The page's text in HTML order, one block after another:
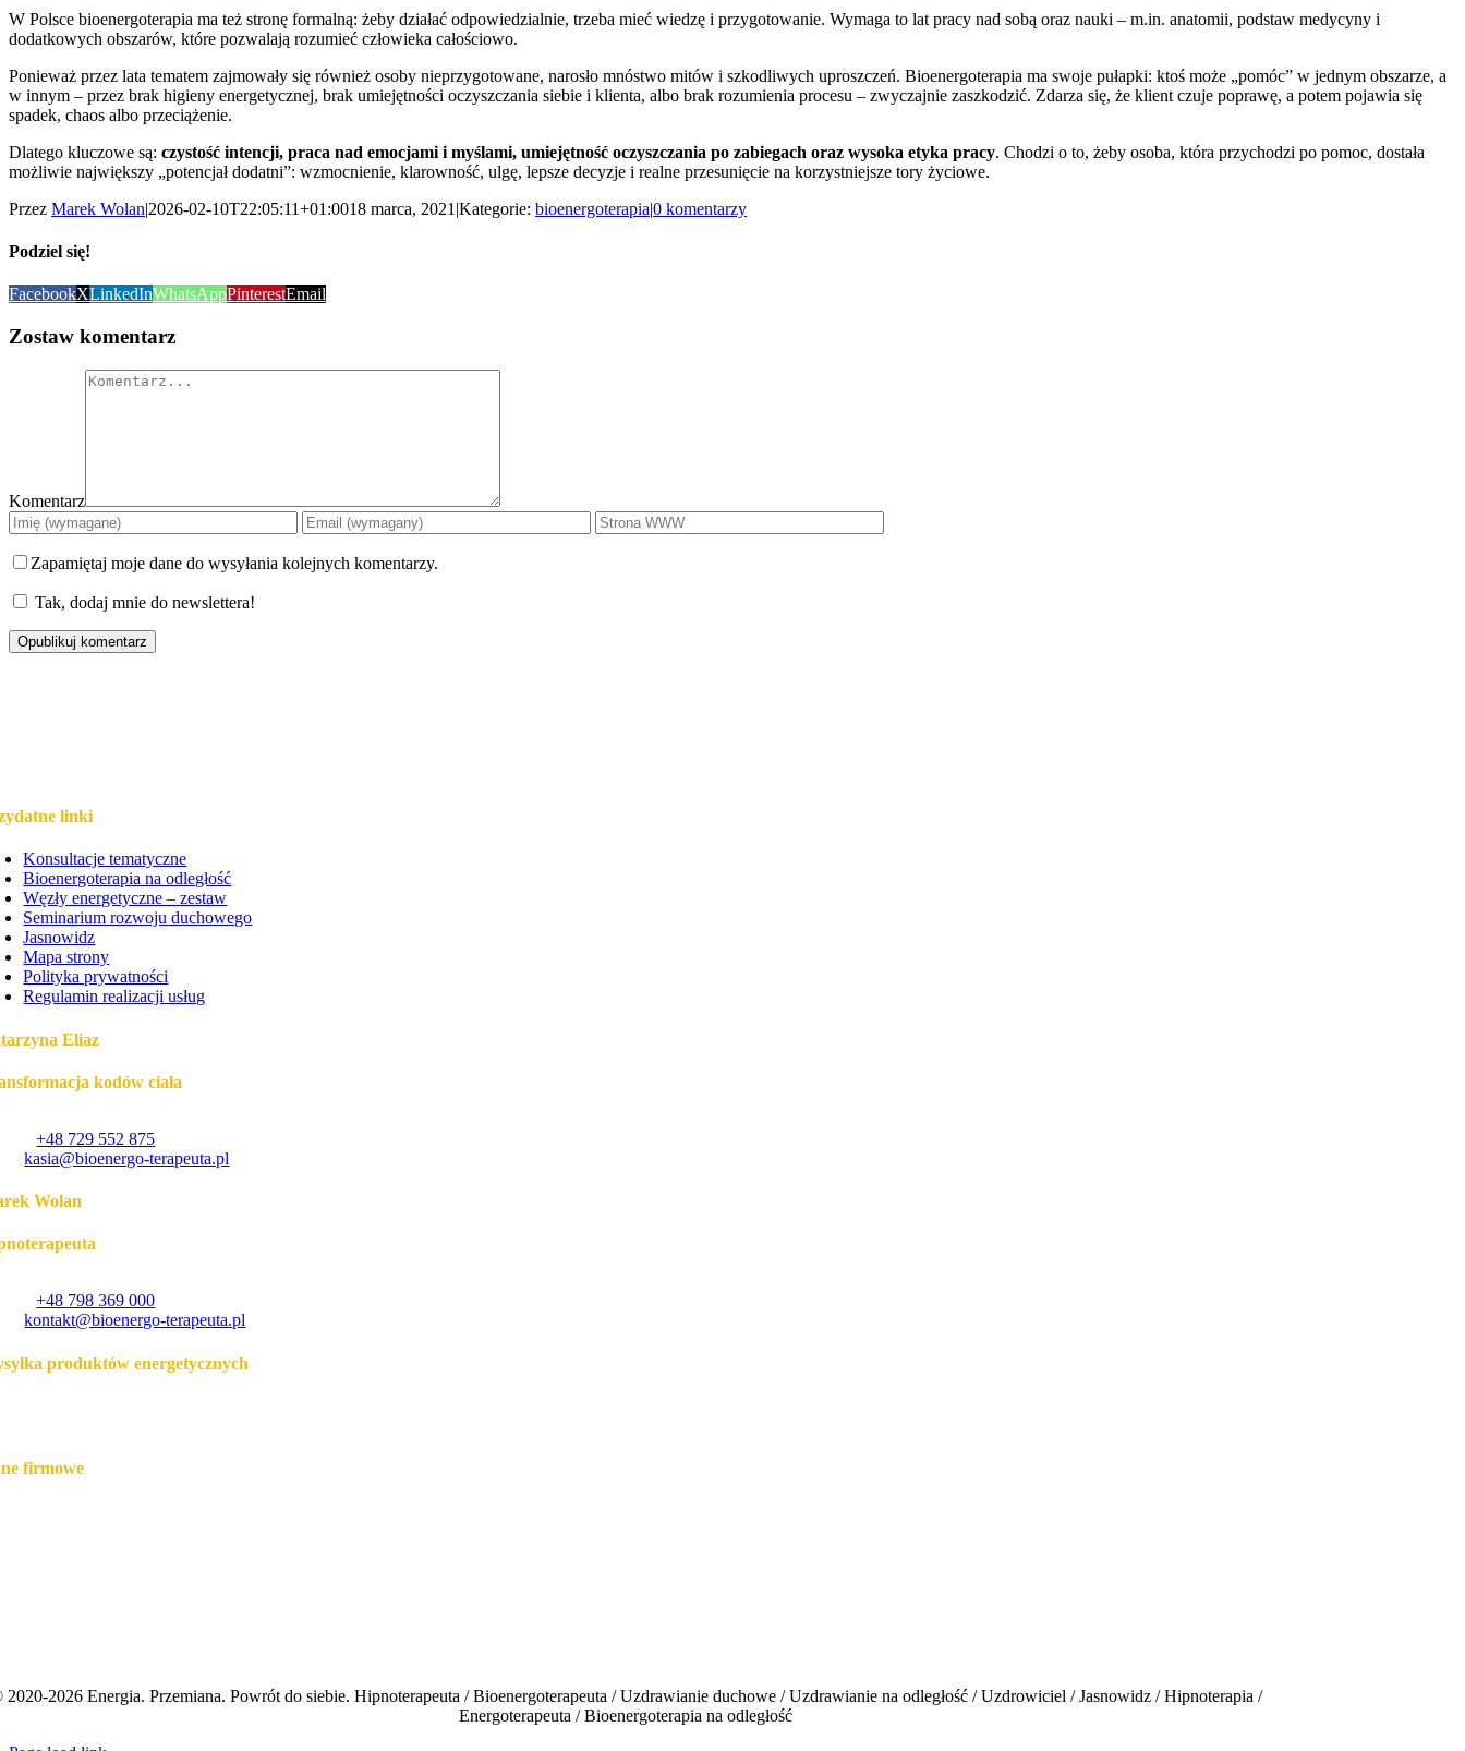
W Polsce bioenergoterapia ma też stronę formalną: żeby działać odpowiedzialnie, trzeba mieć wiedzę i przygotowanie. Wymaga to lat pracy nad sobą oraz nauki – m.in. anatomii, podstaw medycyny i
dodatkowych obszarów, które pozwalają rozumieć człowieka całościowo.
Ponieważ przez lata tematem zajmowały się również osoby nieprzygotowane, narosło mnóstwo mitów i szkodliwych uproszczeń. Bioenergoterapia ma swoje pułapki: ktoś może „pomóc” w jednym obszarze, a
w innym – przez brak higieny energetycznej, brak umiejętności oczyszczania siebie i klienta, albo brak rozumienia procesu – zwyczajnie zaszkodzić. Zdarza się, że klient czuje poprawę, a potem pojawia się
spadek, chaos albo przeciążenie.
Dlatego kluczowe są: czystość intencji, praca nad emocjami i myślami, umiejętność oczyszczania po zabiegach oraz wysoka etyka pracy. Chodzi o to, żeby osoba, która przychodzi po pomoc, dostała
możliwie największy „potencjał dodatni”: wzmocnienie, klarowność, ulgę, lepsze decyzje i realne przesunięcie na korzystniejsze tory życiowe.
Przez Marek Wolan|2026-02-10T22:05:11+01:0018 marca, 2021 |Kategorie: bioenergoterapia|0 komentarzy
Podziel się!
FacebookXLinkedInWhatsAppPinterestEmail
Zostaw komentarz
Komentarz
Zapamiętaj moje dane do wysyłania kolejnych komentarzy.
Tak, dodaj mnie do newslettera!
linki
Konsultacje tematyczne
Bioenergoterapia na odległość
Węzły energetyczne – zestaw
Seminarium rozwoju duchowego
Jasnowidz
Mapa strony
Polityka prywatności
Regulamin realizacji usług
Eliaz
kodów ciała
+48 729 552 875
kasia@bioenergo-terapeuta.pl
Wolan
+48 798 369 000
kontakt@bioenergo-terapeuta.pl
produktów energetycznych
firmowe
2020-2026 Energia. Przemiana. Powrót do siebie. Hipnoterapeuta / Bioenergoterapeuta / Uzdrawianie duchowe / Uzdrawianie na odległość / Uzdrowiciel / Jasnowidz / Hipnoterapia /
Energoterapeuta / Bioenergoterapia na odległość